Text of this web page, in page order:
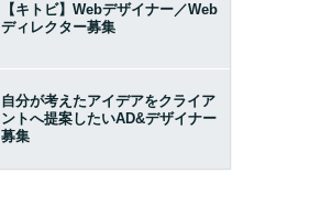
【キトビ】Webデザイナー／Web
ディレクター募集
自分が考えたアイデアをクライア
ントへ提案したいAD&デザイナー
募集